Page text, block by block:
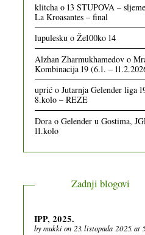
klitchao 13 STUPOVA –
La Kroasantes – final
lupuleskuo Že100ko 14
Alzhan Zharmukhamedovo
Kombinacija 19 (6.1. –
uprićo Jutarnja Gelender liga
8.kolo – REZE
Dorao Gelender u Gostima,
11.kolo
Zadnji blogovi
IPP, 2025.
bymukkion 23. listopada 2025. at